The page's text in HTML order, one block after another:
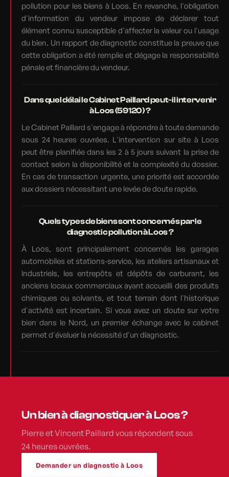
pollution pour les biens à Loos. En revanche, l'obligation
d'information du vendeur impose de déclarer tout
élément connu susceptible d'affecter la valeur ou l'usage
du bien. Un rapport de diagnostic constitue la preuve que
cette obligation a été remplie et dégage la responsabilité
pénale et financière du vendeur.
Dans quel délai le Cabinet Paillard peut-il intervenir
à Loos (59120) ?
Le Cabinet Paillard s'engage à répondre à toute demande
sous 24 heures ouvrées. L'intervention sur site à Loos
peut être planifiée dans les 2 à 5 jours suivant la prise de
contact selon la disponibilité et la complexité du dossier.
En cas de transaction urgente, une priorité est accordée
aux dossiers nécessitant une levée de doute rapide.
Quels types de biens sont concernés par le
diagnostic pollution à Loos ?
À Loos, sont principalement concernés les garages
automobiles et stations-service, les ateliers artisanaux et
industriels, les entrepôts et dépôts de carburant, les
anciens locaux commerciaux ayant accueilli des produits
chimiques ou solvants, et tout terrain dont l'historique
d'activité est incertain. Si vous avez un doute sur votre
bien dans le Nord, un premier échange avec le cabinet
permet d'évaluer la nécessité d'un diagnostic.
Un bien à diagnostiquer à Loos ?
Pierre et Vincent Paillard vous répondent sous
24 heures ouvrées.
Demander un diagnostic à Loos